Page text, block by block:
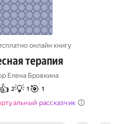
онлайн книгу
терапия
Елена Бровкина
👍 2💡 1 🎯 1
рассказчик